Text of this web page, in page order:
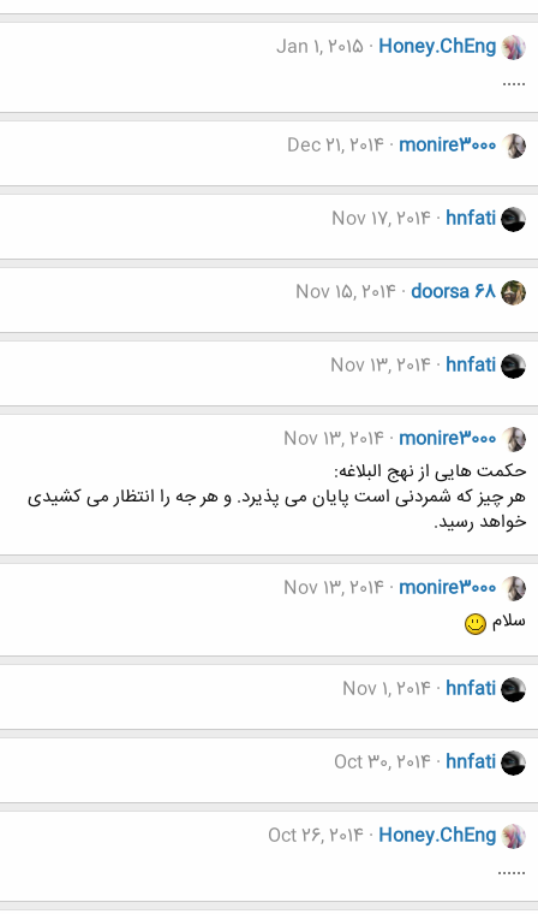
Honey.ChEng
Jan 1, 2015
.....
monire3000
Dec 21, 2014
hnfati
Nov 17, 2014
doorsa 68
Nov 15, 2014
hnfati
Nov 13, 2014
monire3000
Nov 13, 2014
حکمت هایی از نهج البلاغه:
هر چیز که شمردنی است پایان می پذیرد. و هر جه را انتظار می کشیدی
خواهد رسید.
monire3000
Nov 13, 2014
سلام
hnfati
Nov 1, 2014
hnfati
Oct 30, 2014
Honey.ChEng
Oct 26, 2014
......